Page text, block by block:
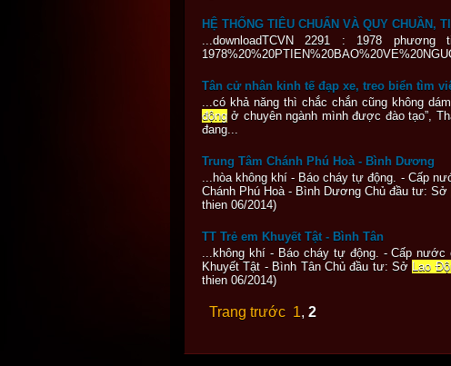
HỆ THỐNG TIÊU CHUẨN VÀ QUY CHUẦN,
...downloadTCVN 2291 : 1978
Tân cử nhân kinh tế đạp xe, treo biển tìm
...có khả năng thì chắc chắn cũng không
động ở chuyên ngành mình được đào tạo”,
đang...
Trung Tâm Chánh Phú Hoà - Bình Dương
...hòa không khí - Báo cháy tự động. - Cấp
Chánh Phú Hoà - Bình Dương Chủ đầu tư: Sở
thien 06/2014)
TT Trẻ em Khuyết Tật - Bình Tân
...không khí - Báo cháy tự động. - Cấp
Khuyết Tật - Bình Tân Chủ đầu tư: Sở Lao
thien 06/2014)
Trang trước 1, 2